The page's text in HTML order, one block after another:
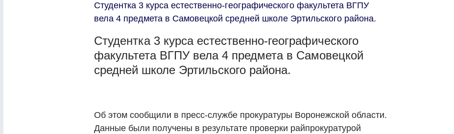
Студентка 3 курса естественно-географического факультета ВГПУ
вела 4 предмета в Самовецкой средней школе Эртильского района.
Студентка 3 курса естественно-географического
факультета ВГПУ вела 4 предмета в Самовецкой
средней школе Эртильского района.
Об этом сообщили в пресс-службе прокуратуры Воронежской области.
Данные были получены в результате проверки райпрокуратурой